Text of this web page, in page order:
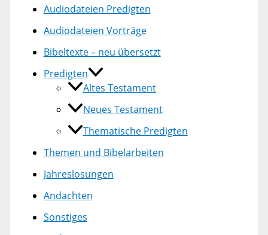
Audiodateien Predigten
Audiodateien Vorträge
Bibeltexte – neu übersetzt
Predigten
Altes Testament
Neues Testament
Thematische Predigten
Themen und Bibelarbeiten
Jahreslosungen
Andachten
Sonstiges